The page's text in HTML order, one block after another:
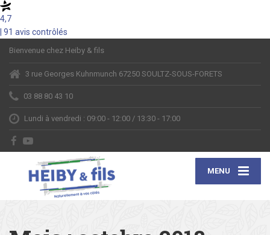
4,7
| 91 avis contrôlés
Bienvenue chez Heiby & fils
3 rue Georges Kuhnmunch 67250 SOULTZ-SOUS-FORETS
03 88 80 43 10
Lundi à vendredi : 09:00 - 12:00 / 13:30 - 17:00
MENU